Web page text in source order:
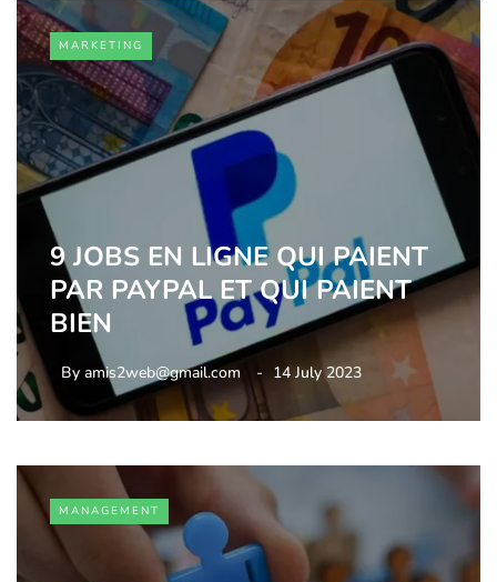
MARKETING
9 JOBS EN LIGNE QUI PAIENT
PAR PAYPAL ET QUI PAIENT
BIEN
By amis2web@gmail.com 14 July 2023
MANAGEMENT